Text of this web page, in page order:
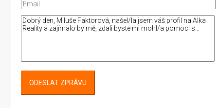
ODESLAT ZPRÁVU